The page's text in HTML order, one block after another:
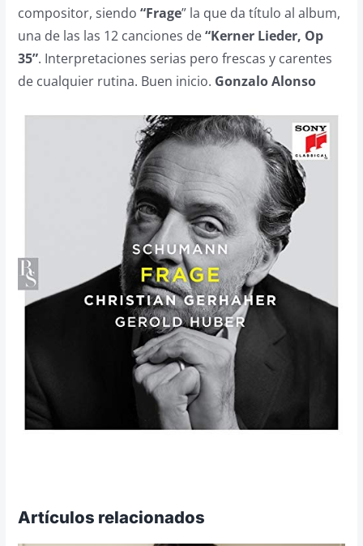
compositor, siendo “Frage” la que da título al album,
una de las las 12 canciones de“Kerner Lieder, Op
35”. Interpretaciones serias pero frescas y carentes
de cualquier rutina. Buen inicio. Gonzalo Alonso
Artículos relacionados